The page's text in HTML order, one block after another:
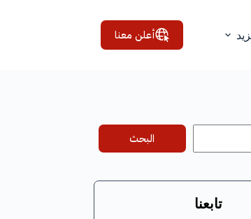
أعلن معنا
البحث
تابعنا